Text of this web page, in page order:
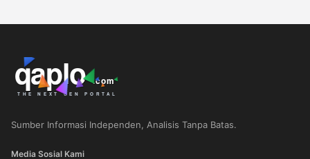
Sumber Informasi Independen, Analisis Tanpa Batas.
Media Sosial Kami